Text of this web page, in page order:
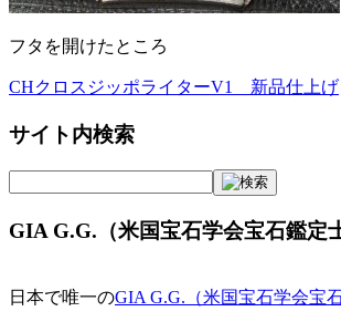
フタを開けたところ
投
稿
ナ
ビ
ゲ
シ
CHクロスジッポライターV1 新品仕上げ
サイト内検索
GIA G.G.（米国宝石学会宝石鑑定
日本で唯一のGIA G.G.（米国宝石学会宝